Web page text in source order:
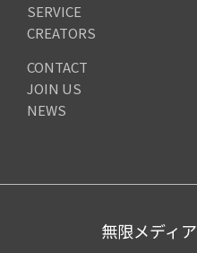
SERVICE
CREATORS
CONTACT
JOIN US
NEWS
無限メディア